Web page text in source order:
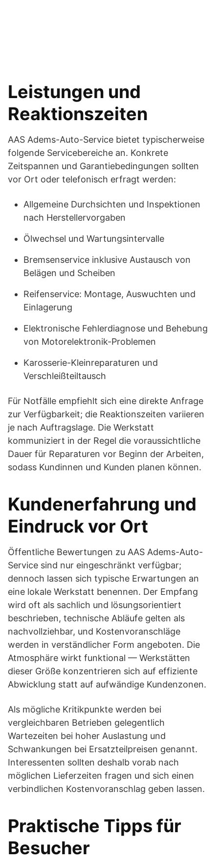
Leistungen und
Reaktionszeiten
AAS Adems-Auto-Service bietet typischerweise
folgende Servicebereiche an. Konkrete
Zeitspannen und Garantiebedingungen sollten
vor Ort oder telefonisch erfragt werden:
Allgemeine Durchsichten und Inspektionen
nach Herstellervorgaben
Ölwechsel und Wartungsintervalle
Bremsenservice inklusive Austausch von
Belägen und Scheiben
Reifenservice: Montage, Auswuchten und
Einlagerung
Elektronische Fehlerdiagnose und Behebung
von Motorelektronik-Problemen
Karosserie-Kleinreparaturen und
Verschleißteiltausch
Für Notfälle empfiehlt sich eine direkte Anfrage
zur Verfügbarkeit; die Reaktionszeiten variieren
je nach Auftragslage. Die Werkstatt
kommuniziert in der Regel die voraussichtliche
Dauer für Reparaturen vor Beginn der Arbeiten,
sodass Kundinnen und Kunden planen können.
Kundenerfahrung und
Eindruck vor Ort
Öffentliche Bewertungen zu AAS Adems-Auto-
Service sind nur eingeschränkt verfügbar;
dennoch lassen sich typische Erwartungen an
eine lokale Werkstatt benennen. Der Empfang
wird oft als sachlich und lösungsorientiert
beschrieben, technische Abläufe gelten als
nachvollziehbar, und Kostenvoranschläge
werden in verständlicher Form angeboten. Die
Atmosphäre wirkt funktional — Werkstätten
dieser Größe konzentrieren sich auf effiziente
Abwicklung statt auf aufwändige Kundenzonen.
Als mögliche Kritikpunkte werden bei
vergleichbaren Betrieben gelegentlich
Wartezeiten bei hoher Auslastung und
Schwankungen bei Ersatzteilpreisen genannt.
Interessenten sollten deshalb vorab nach
möglichen Lieferzeiten fragen und sich einen
verbindlichen Kostenvoranschlag geben lassen.
Praktische Tipps für
Besucher